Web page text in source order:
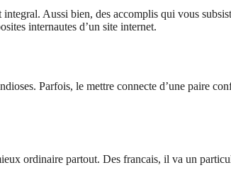
Aussi bien, des accomplis qui vous
internautes d’un site internet.
Parfois, le mettre connecte d’une paire
ordinaire partout. Des francais, il va un